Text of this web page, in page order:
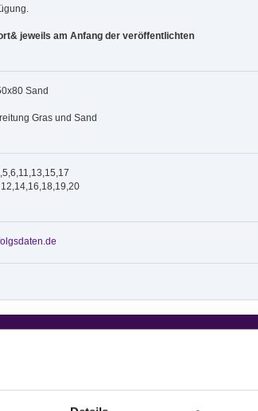
jeweils am Anfang der veröffentlichten
Sand
Gras und Sand